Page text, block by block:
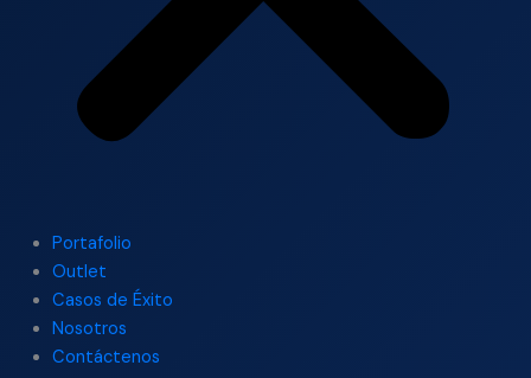
Portafolio
Outlet
Casos de Éxito
Nosotros
Contáctenos